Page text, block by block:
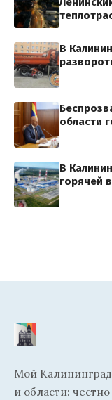
В
области
В
горячей
Мой
и области: